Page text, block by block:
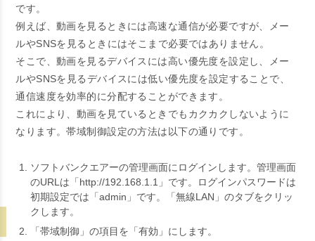
です。
例えば、動画を見るときには高速な通信が必要ですが、メー
ルやSNSを見るときにはそこまで必要ではありません。
そこで、動画を見るデバイスには高い優先度を設定し、メー
ルやSNSを見るデバイスには低い優先度を設定することで、
通信速度を効率的に分配することができます。
これにより、動画を見ているときでもカクカクしないように
なります。帯域制御設定の方法は以下の通りです。
ソフトバンクエアーの管理画面にログインします。管理画面
のURLは「http://192.168.1.1」です。ログインパスワードは
初期設定では「admin」です。「無線LAN」のタブをクリッ
クします。
「帯域制御」の項目を「有効」にします。